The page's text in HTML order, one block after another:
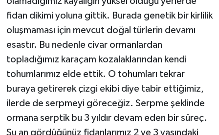
fidan dikimi yoluna gittik. Burada genetik bir kirlilik
oluşmaması için mevcut doğal türlerin devamı
esastır. Bu nedenle civar ormanlardan
topladığımız karaçam kozalaklarından kendi
tohumlarımız elde ettik. O tohumları tekrar
buraya getirerek çizgi ekibi diye tabir ettiğimiz,
ilerde de serpmeyi göreceğiz. Serpme şeklinde
ormana serptik bu 3 yıldır devam eden bir süreç.
Şu an gördüğünüz fidanlarımız 2 ve 3 yaşındaki